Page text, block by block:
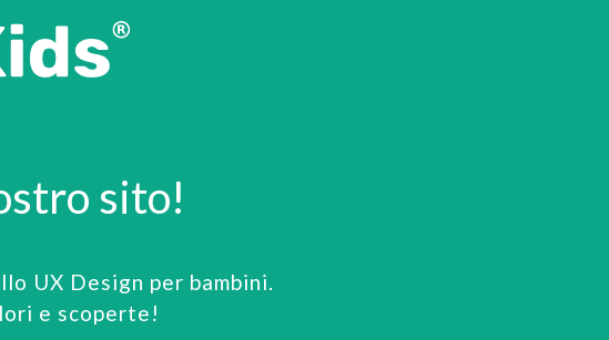
sito!
UX Design per bambini.
e scoperte!